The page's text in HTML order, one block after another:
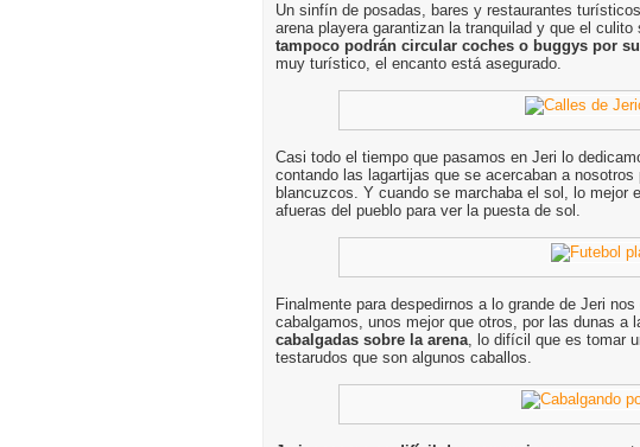
Un sinfín de posadas, bares y restaurantes
arena playera garantizan la tranquilad y que el culito
tampoco podrán circular coches o buggys por
muy turístico, el encanto está asegurado.
Casi todo el tiempo que pasamos en Jeri lo
contando las lagartijas que se acercaban a
blancuzcos. Y cuando se marchaba el sol, lo mejor
afueras del pueblo para ver la puesta de sol.
Finalmente para despedirnos a lo grande de Jeri
cabalgamos, unos mejor que otros, por las dunas a
cabalgadas sobre la arena, lo difícil que es tomar
testarudos que son algunos caballos.